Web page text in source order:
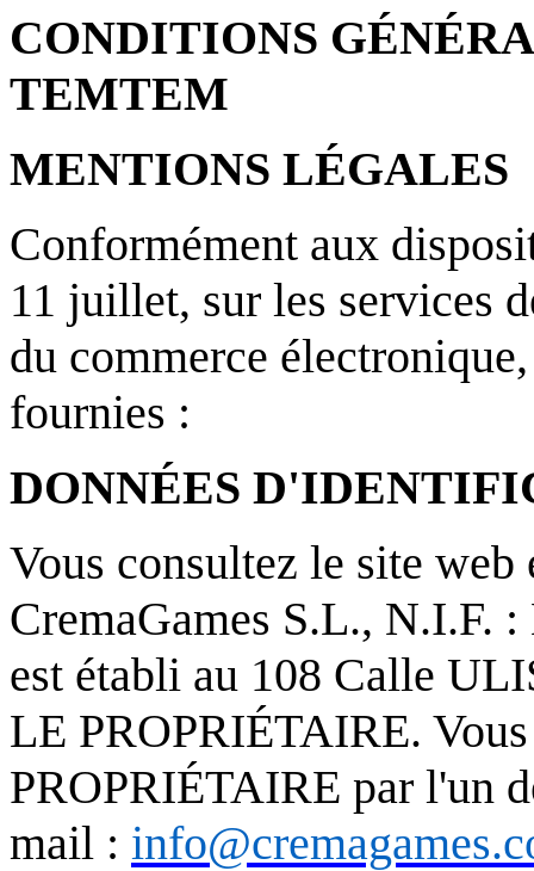
CONDITIONS
TEMTEM
MENTIONS LÉGALES
Conformément aux
11 juillet, sur les services
du commerce
fournies :
DONNÉES
Vous consultez le site
CremaGames S.L., N.I.F.
est établi au 108 Calle
LE PROPRIÉTAIRE.
PROPRIÉTAIRE par l'un
mail :